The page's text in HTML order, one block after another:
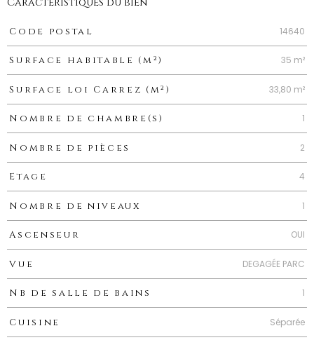
Caractéristiques du bien
Caractéristiques Valeurs
Code postal 14640
Surface habitable (m²) 35 m²
Surface loi Carrez (m²) 33,80 m²
Nombre de chambre(s) 1
Nombre de pièces 2
Etage 4
Nombre de niveaux 1
Ascenseur OUI
Vue DEGAGÉE PARC
Nb de salle de bains 1
Cuisine Séparée